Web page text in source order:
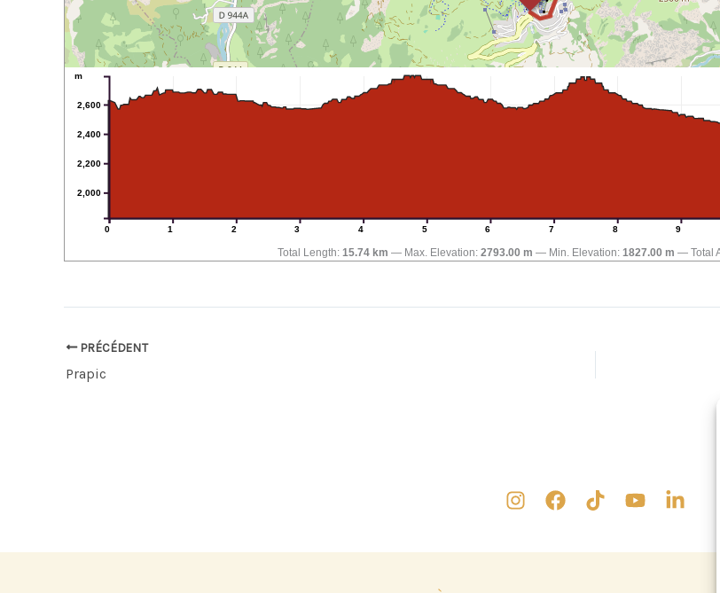
0 1 2 3 4 5 6 7 8 9
2,000
2,200
2,400
2,600
m
Total Length: 15.74 km Max. Elevation: 2793.00 m Min. Elevation: 1827.00 m Total
PRÉCÉDENT
Prapic